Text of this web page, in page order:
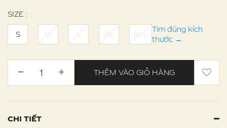
SIZE :
S M L XL
Tìm đúng kích
thước →
THÊM VÀO GIỎ HÀNG
CHI TIẾT